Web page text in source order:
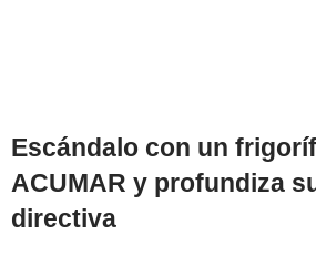
Escándalo con un
ACUMAR y profundiza
directiva